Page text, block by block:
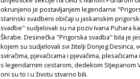
okrunjeno je postavljanjem legendarne
starinski svadbeni običaji u jaskanskim
svadbe" sudjelovali su na poziv Ivana Puhara
Škrabe. Desinečka "Prigorska svadba" bila je
kojem su sudjelovali svi žitelji Donjeg Desinca,
sviračima, pjevačicama i pjevačima,
s legendarnim cestarom, dedekom Stjepanom
oni su to i u životu stvarno bili.